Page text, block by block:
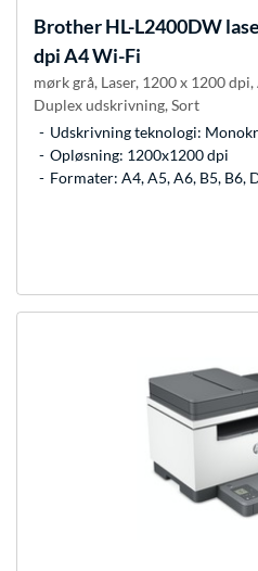
BrotherHL-L2400DW
dpi A4 Wi-Fi
mørk grå, Laser, 1200 x 1200
Duplex udskrivning, Sort
Udskrivning teknologi:
Opløsning: 1200x1200 dpi
Formater: A4, A5, A6, B5, B6,